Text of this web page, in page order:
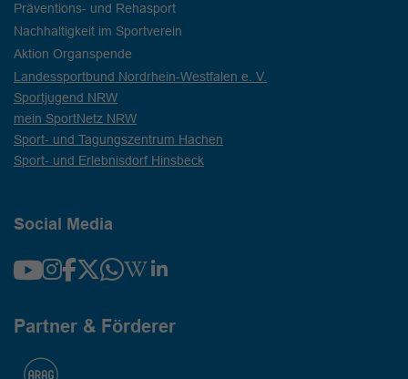
Präventions- und Rehasport
Nachhaltigkeit im Sportverein
Aktion Organspende
Landessportbund Nordrhein-Westfalen e. V.
Sportjugend NRW
mein SportNetz NRW
Sport- und Tagungszentrum Hachen
Sport- und Erlebnisdorf Hinsbeck
Social Media
Partner & Förderer